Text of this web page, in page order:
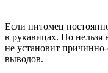
Если питомец
в рукавицах. Но нельзя
не установит
выводов.